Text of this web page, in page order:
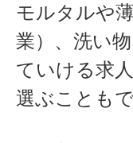
モルタルや
業）、洗い
ていける求
選ぶことも